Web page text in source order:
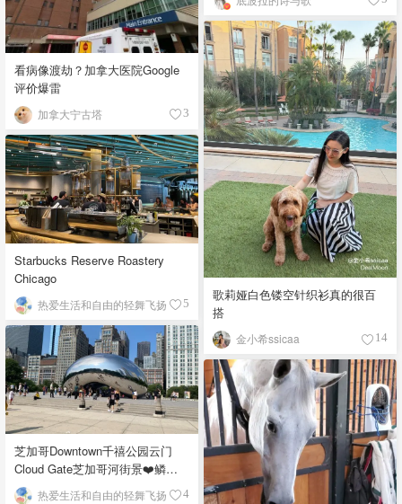
看病像渡劫？加拿大医院Google
评价爆雷
加拿大宁古塔 3
歌莉娅白色镂空针织衫真的很百
搭
金小希ssicaa 14
Starbucks Reserve Roastery
Chicago
热爱生活和自由的轻舞飞扬 5
芝加哥Downtown千禧公园云门
Cloud Gate芝加哥河街景❤️鳞次
栉比的高楼
热爱生活和自由的轻舞飞扬 4